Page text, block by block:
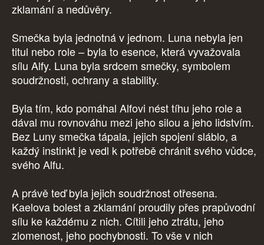
zklamání a nedůvěry.
Smečka byla jednotná v jednom. Luna nebyla jen
titul nebo role – byla to esence, která vyvažovala
sílu Alfy. Luna byla srdcem smečky, symbolem
soudržnosti, ochrany a stability.
Byla tím, kdo pomáhal Alfovi nést tíhu jeho role a
dával mu rovnováhu mezi jeho silou a jeho lidstvím.
Bez Luny smečka tápala, jejich spojení sláblo, a
každý instinkt je vedl k potřebě chránit svého vůdce,
svého Alfu.
A právě teď byla jejich soudržnost otřesena.
Kaelova bolest a zklamání proudily přes prapůvodní
sílu ke každému z nich. Cítili jeho ztrátu, jeho
zlomenost, jeho pochybnosti. To vše v nich